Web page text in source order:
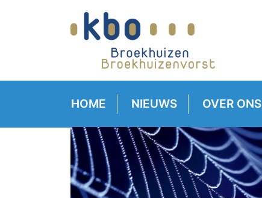
HOME NIEUWS OVER ONS